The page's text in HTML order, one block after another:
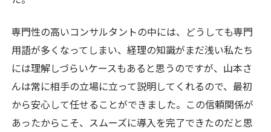
専門性の高いコンサルタントの中には、どうしても専門
用語が多くなってしまい、経理の知識がまだ浅い私たち
には理解しづらいケースもあると思うのですが、山本さ
んは常に相手の立場に立って説明してくれるので、最初
から安心して任せることができました。この信頼関係が
あったからこそ、スムーズに導入を完了できたのだと思